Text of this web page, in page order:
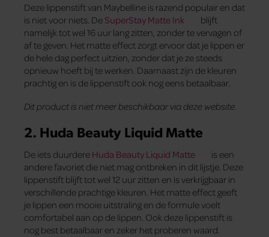
Deze lippenstift van Maybelline is razend populair en dat
is niet voor niets. De SuperStay Matte Ink
blijft
namelijk tot wel 16 uur lang zitten, zonder te vervagen of
af te geven. Het matte effect zorgt ervoor dat je lippen er
de hele dag perfect uitzien, zonder dat je ze steeds
opnieuw hoeft bij te werken. Daarnaast zijn de kleuren
prachtig en is de lippenstift ook nog eens betaalbaar.
Dit product is niet meer beschikbaar via deze website.
2. Huda Beauty Liquid Matte
De iets duurdere Huda Beauty Liquid Matte
is een
andere favoriet die niet mag ontbreken in dit lijstje. Deze
lippenstift blijft tot wel 12 uur zitten en is verkrijgbaar in
verschillende prachtige kleuren. Het matte effect geeft
je lippen een mooie uitstraling en de formule voelt
comfortabel aan op de lippen. Ook deze lippenstift is
nog best betaalbaar en zeker het proberen waard.